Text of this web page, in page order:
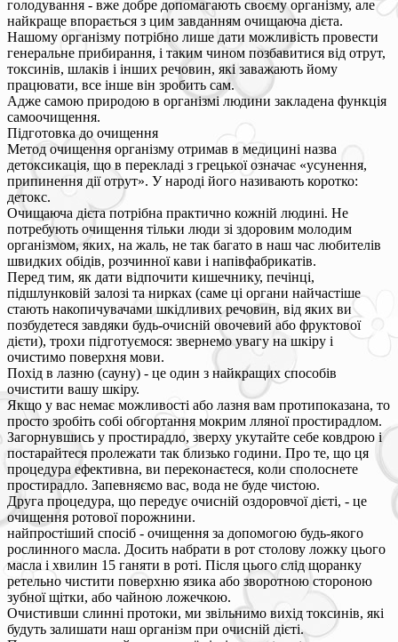
голодування - вже добре допомагають своєму організму, але
найкраще впорається з цим завданням очищаюча дієта.
Нашому організму потрібно лише дати можливість провести
генеральне прибирання, і таким чином позбавитися від отрут,
токсинів, шлаків і інших речовин, які заважають йому
працювати, все інше він зробить сам.
Адже самою природою в організмі людини закладена функція
самоочищення.
Підготовка до очищення
Метод очищення організму отримав в медицині назва
детоксикація, що в перекладі з грецької означає «усунення,
припинення дії отрут». У народі його називають коротко:
детокс.
Очищаюча дієта потрібна практично кожній людині. Не
потребують очищення тільки люди зі здоровим молодим
організмом, яких, на жаль, не так багато в наш час любителів
швидких обідів, розчинної кави і напівфабрикатів.
Перед тим, як дати відпочити кишечнику, печінці,
підшлунковій залозі та нирках (саме ці органи найчастіше
стають накопичувачами шкідливих речовин, від яких ви
позбудетеся завдяки будь-очисній овочевий або фруктової
дієти), трохи підготуємося: звернемо увагу на шкіру і
очистимо поверхня мови.
Похід в лазню (сауну) - це один з найкращих способів
очистити вашу шкіру.
Якщо у вас немає можливості або лазня вам протипоказана, то
просто зробіть собі обгортання мокрим лляної простирадлом.
Загорнувшись у простирадло, зверху укутайте себе ковдрою і
постарайтеся пролежати так близько години. Про те, що ця
процедура ефективна, ви переконаєтеся, коли сполоснете
простирадло. Запевняємо вас, вода не буде чистою.
Друга процедура, що передує очисній оздоровчої дієті, - це
очищення ротової порожнини.
найпростіший спосіб - очищення за допомогою будь-якого
рослинного масла. Досить набрати в рот столову ложку цього
масла і хвилин 15 ганяти в роті. Після цього слід щоранку
ретельно чистити поверхню язика або зворотною стороною
зубної щітки, або чайною ложечкою.
Очистивши слинні протоки, ми звільнимо вихід токсинів, які
будуть залишати наш організм при очисній дієті.